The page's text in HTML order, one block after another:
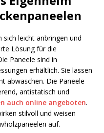
sich leicht anbringen und
Lösung für die
Paneele sind in
erhältlich. Sie lassen
abwaschen. Die Paneele
antistatisch und
auch online angeboten.
stilvoll und weisen
auf.